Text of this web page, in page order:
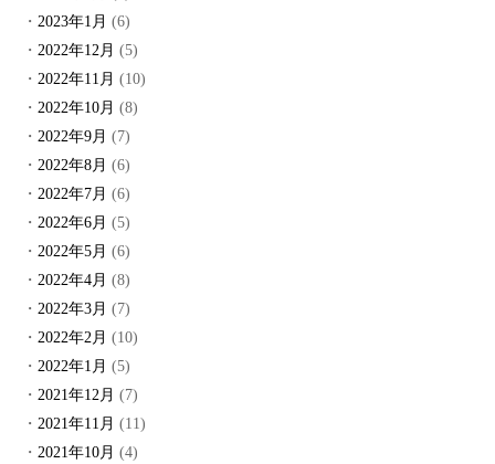
2023年1月 (6)
2022年12月 (5)
2022年11月 (10)
2022年10月 (8)
2022年9月 (7)
2022年8月 (6)
2022年7月 (6)
2022年6月 (5)
2022年5月 (6)
2022年4月 (8)
2022年3月 (7)
2022年2月 (10)
2022年1月 (5)
2021年12月 (7)
2021年11月 (11)
2021年10月 (4)